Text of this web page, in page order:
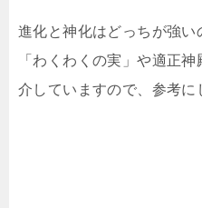
進化と神化はどっちが強
「わくわくの実」や適正
介していますので、参考に